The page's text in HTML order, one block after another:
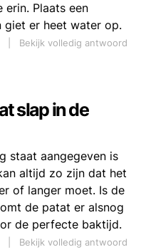
erin. Plaats een
giet er heet water op.
Bekijk volledig antwoord
slap in de
staat aangegeven is
altijd zo zijn dat het
of langer moet. Is de
de patat er alsnog
de perfecte baktijd.
Bekijk volledig antwoord